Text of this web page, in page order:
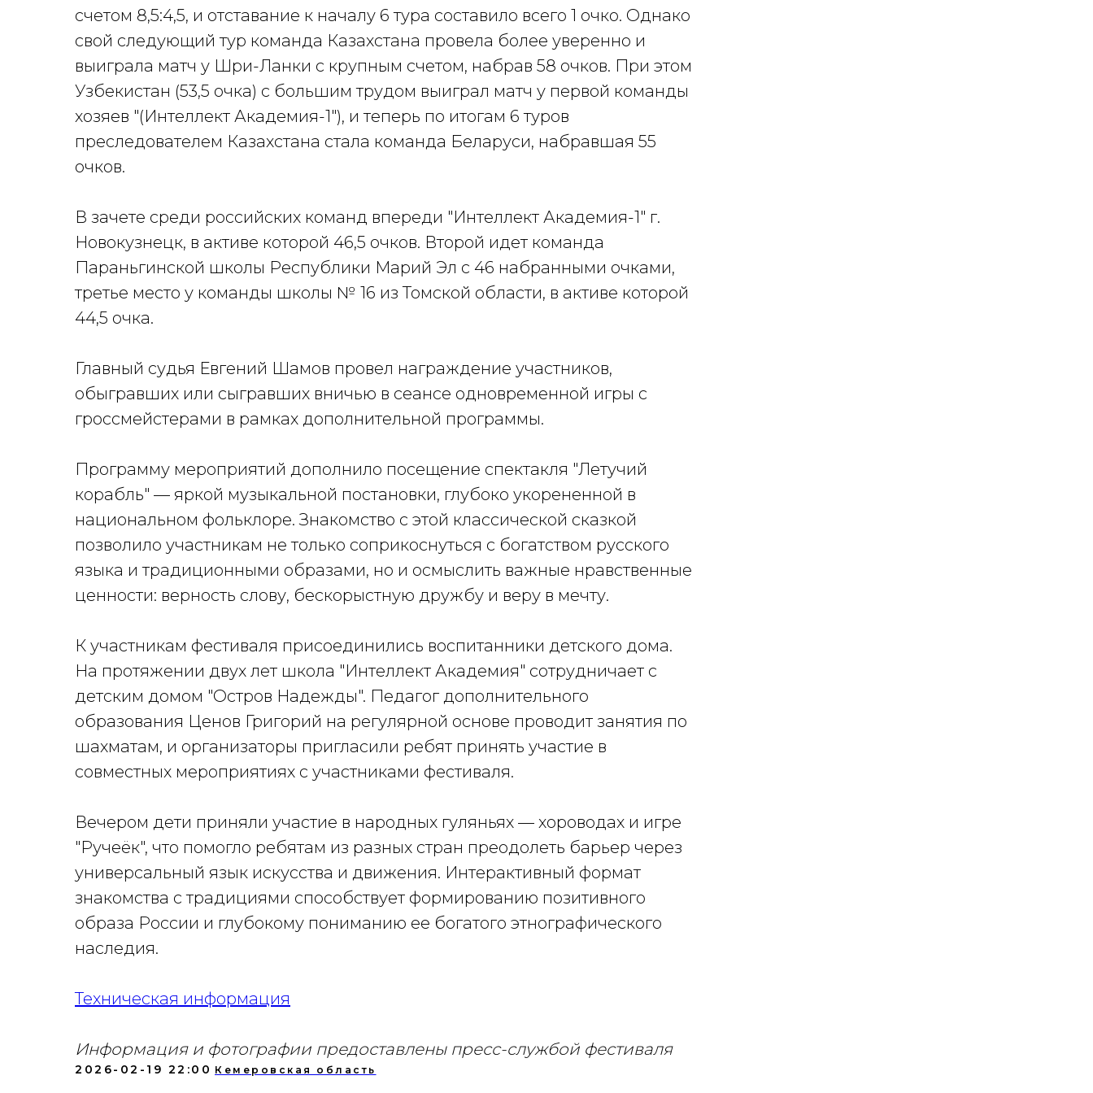
счетом 8,5:4,5, и отставание к началу 6 тура составило всего 1 очко. Однако
свой следующий тур команда Казахстана провела более уверенно и
выиграла матч у Шри-Ланки с крупным счетом, набрав 58 очков. При этом
Узбекистан (53,5 очка) с большим трудом выиграл матч у первой команды
хозяев "(Интеллект Академия-1"), и теперь по итогам 6 туров
преследователем Казахстана стала команда Беларуси, набравшая 55
очков.
В зачете среди российских команд впереди "Интеллект Академия-1" г.
Новокузнецк, в активе которой 46,5 очков. Второй идет команда
Параньгинской школы Республики Марий Эл с 46 набранными очками,
третье место у команды школы № 16 из Томской области, в активе которой
44,5 очка.
Главный судья Евгений Шамов провел награждение участников,
обыгравших или сыгравших вничью в сеансе одновременной игры с
гроссмейстерами в рамках дополнительной программы.
Программу мероприятий дополнило посещение спектакля "Летучий
корабль" — яркой музыкальной постановки, глубоко укорененной в
национальном фольклоре. Знакомство с этой классической сказкой
позволило участникам не только соприкоснуться с богатством русского
языка и традиционными образами, но и осмыслить важные нравственные
ценности: верность слову, бескорыстную дружбу и веру в мечту.
К участникам фестиваля присоединились воспитанники детского дома.
На протяжении двух лет школа "Интеллект Академия" сотрудничает с
детским домом "Остров Надежды". Педагог дополнительного
образования Ценов Григорий на регулярной основе проводит занятия по
шахматам, и организаторы пригласили ребят принять участие в
совместных мероприятиях с участниками фестиваля.
Вечером дети приняли участие в народных гуляньях — хороводах и игре
"Ручеёк", что помогло ребятам из разных стран преодолеть барьер через
универсальный язык искусства и движения. Интерактивный формат
знакомства с традициями способствует формированию позитивного
образа России и глубокому пониманию ее богатого этнографического
наследия.
Техническая информация
Информация и фотографии предоставлены пресс-службой фестиваля
2026-02-19 22:00 Кемеровская область